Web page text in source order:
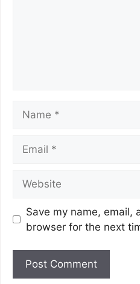
Save my name, email,
browser for the next